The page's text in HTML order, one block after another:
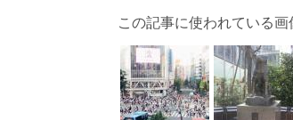
この記事に使われている画